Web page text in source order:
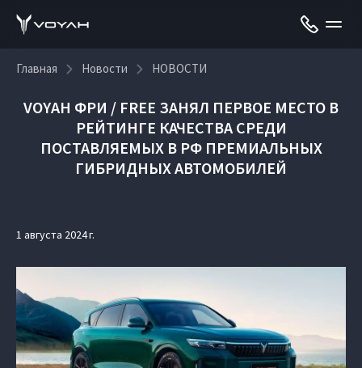
Главная Новости НОВОСТИ
VOYAH ФРИ / FREE ЗАНЯЛ ПЕРВОЕ МЕСТО В
РЕЙТИНГЕ КАЧЕСТВА СРЕДИ
ПОСТАВЛЯЕМЫХ В РФ ПРЕМИАЛЬНЫХ
ГИБРИДНЫХ АВТОМОБИЛЕЙ
1 августа 2024 г.